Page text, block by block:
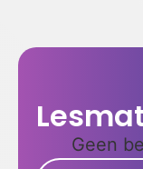
Geen